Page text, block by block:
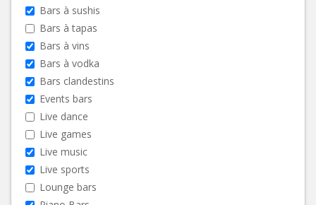
Bars à sushis
Bars à tapas
Bars à vins
Bars à vodka
Bars clandestins
Events bars
Live dance
Live games
Live music
Live sports
Lounge bars